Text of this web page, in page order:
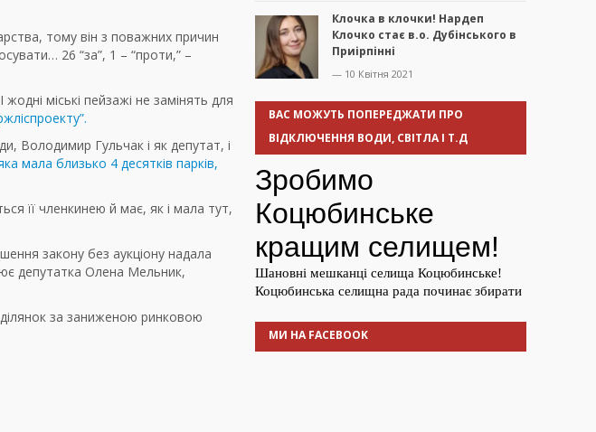
тому він з поважних причин
26 “за”, 1 – “проти,” –
міські пейзажі не замінять для
Володимир Гульчак і як депутат, і
мала близько 4 десятків парків,
її членкинею й має, як і мала тут,
закону без аукціону надала
депутатка Олена Мельник,
за заниженою ринковою
Клочка в клочки! Нардеп
Клочко стає в.о. Дубінського в
Приірпінні
— 10 Квітня 2021
ВАС МОЖУТЬ ПОПЕРЕДЖАТИ ПРО
ВІДКЛЮЧЕННЯ ВОДИ, СВІТЛА І Т.Д
МИ НА FACEBOOK